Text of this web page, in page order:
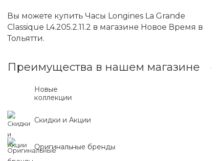
Вы можете купить Часы Longines La Grande
Classique L4.205.2.11.2 в магазине Новое Время в
Тольятти.
Преимущества в нашем магазине
Новые
коллекции
Скидки и Акции
Оригинальные бренды